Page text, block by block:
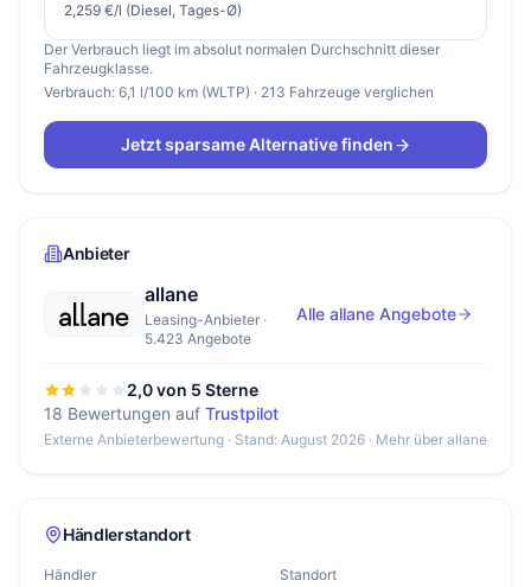
2,259 €/l (Diesel, Tages-Ø)
Der Verbrauch liegt im absolut normalen Durchschnitt dieser
Fahrzeugklasse.
Verbrauch: 6,1 l/100 km (WLTP) · 213 Fahrzeuge verglichen
Jetzt sparsame Alternative finden
Anbieter
allane
Leasing-Anbieter ·
5.423 Angebote
Alle allane Angebote
2,0 von 5 Sterne
18 Bewertungen auf Trustpilot
Externe Anbieterbewertung · Stand: August 2026 · Mehr über allane
Händlerstandort
Händler Standort